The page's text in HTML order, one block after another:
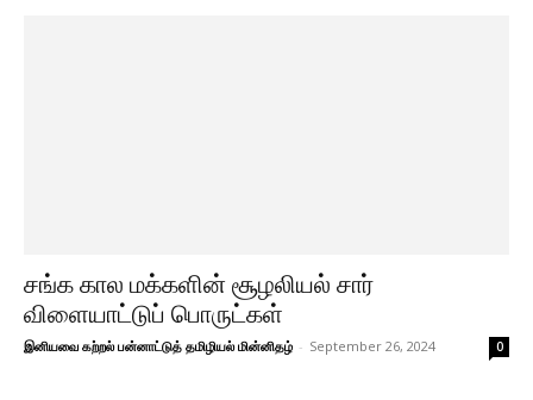
சங்க கால மக்களின் சூழலியல் சார்
விளையாட்டுப் பொருட்கள்
இனியவை கற்றல் பன்னாட்டுத் தமிழியல் மின்னிதழ் - September 26, 2024 0